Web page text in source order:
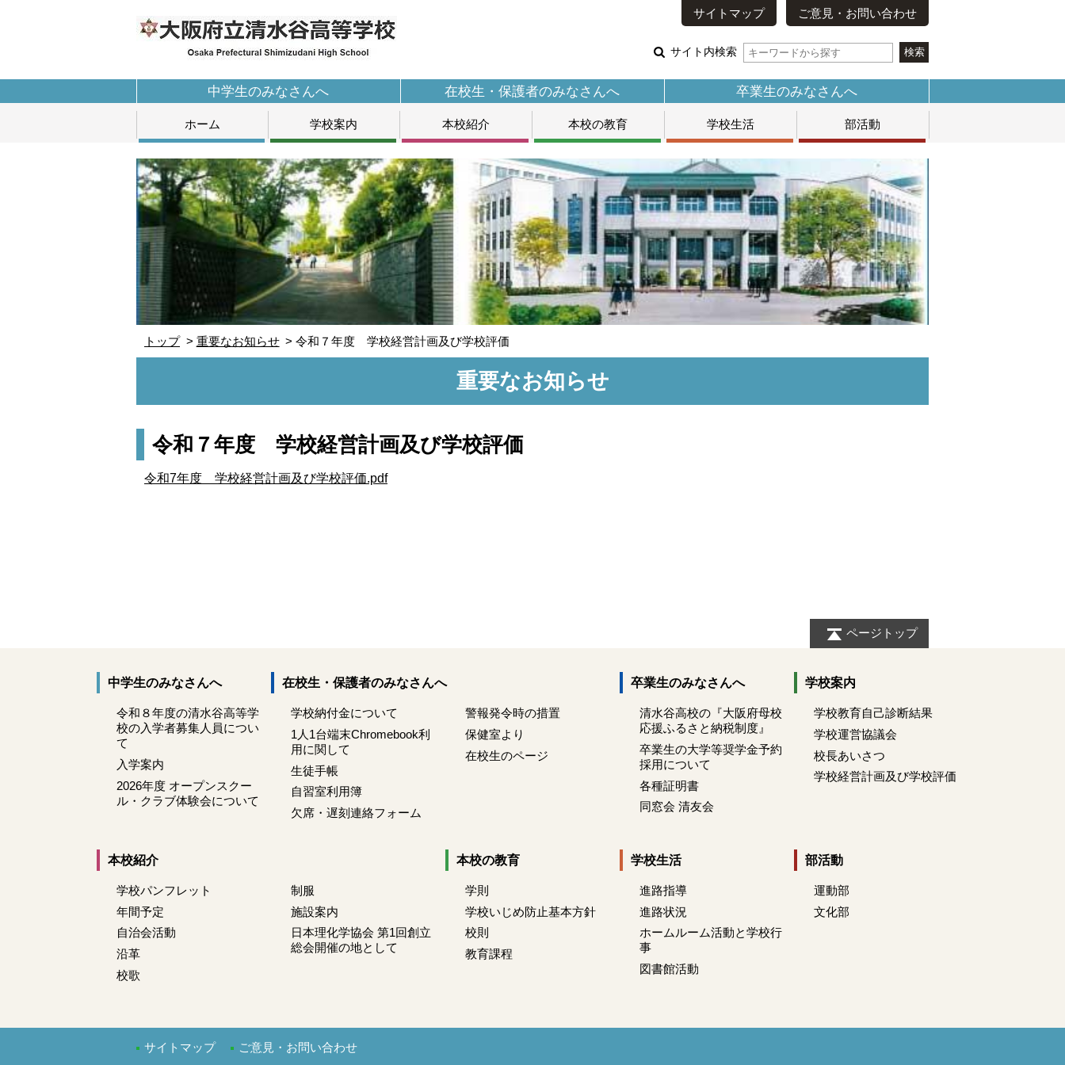
サイトマップ ご意見・お問い合わせ
サイト内検索
中学生のみなさんへ 在校生・保護者のみなさんへ 卒業生のみなさんへ
ホーム 学校案内 本校紹介 本校の教育 学校生活 部活動
トップ 重要なお知らせ 令和７年度 学校経営計画及び学校評価
重要なお知らせ
令和７年度 学校経営計画及び学校評価
令和7年度 学校経営計画及び学校評価.pdf
ページトップ
中学生のみなさんへ
令和８年度の清水谷高等学
校の入学者募集人員につい
て
入学案内
2026年度 オープンスクー
ル・クラブ体験会について
在校生・保護者のみなさんへ
学校納付金について
1人1台端末Chromebook利
用に関して
生徒手帳
自習室利用簿
欠席・遅刻連絡フォーム
警報発令時の措置
保健室より
在校生のページ
卒業生のみなさんへ
清水谷高校の『大阪府母校
応援ふるさと納税制度』
卒業生の大学等奨学金予約
採用について
各種証明書
同窓会 清友会
学校案内
学校教育自己診断結果
学校運営協議会
校長あいさつ
学校経営計画及び学校評価
本校紹介
学校パンフレット
年間予定
自治会活動
沿革
校歌
制服
施設案内
日本理化学協会 第1回創立
総会開催の地として
本校の教育
学則
学校いじめ防止基本方針
校則
教育課程
学校生活
進路指導
進路状況
ホームルーム活動と学校行
事
図書館活動
部活動
運動部
文化部
サイトマップ ご意見・お問い合わせ